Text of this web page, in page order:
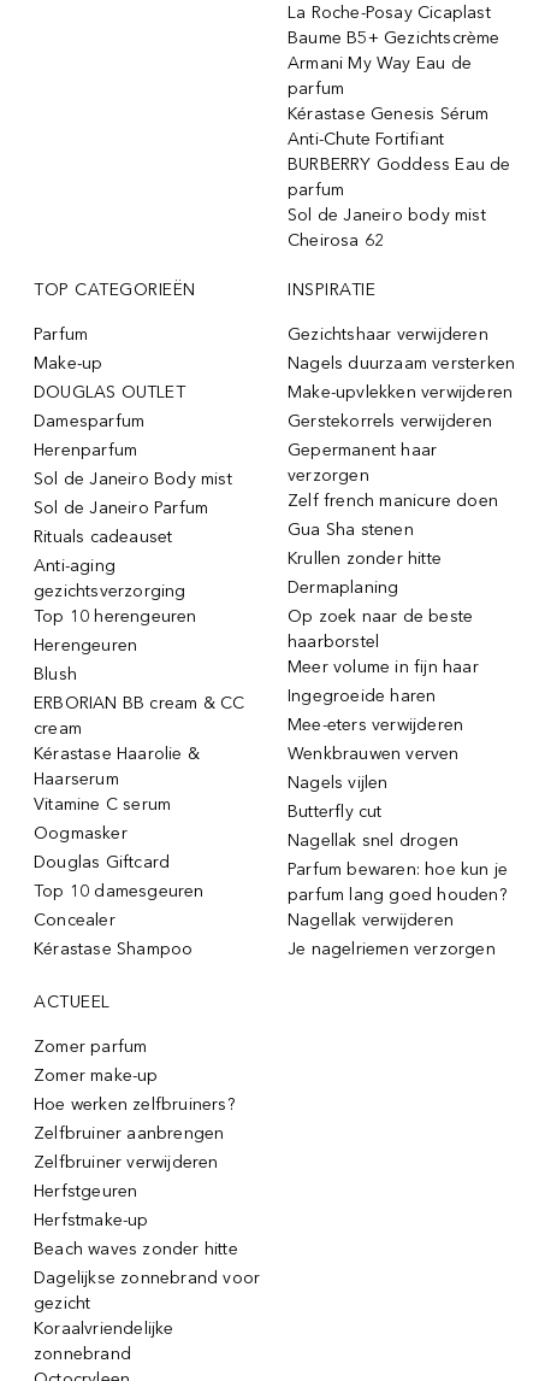
La Roche-Posay Cicaplast
Baume B5+ Gezichtscrème
Armani My Way Eau de
parfum
Kérastase Genesis Sérum
Anti-Chute Fortifiant
BURBERRY Goddess Eau de
parfum
Sol de Janeiro body mist
Cheirosa 62
TOP CATEGORIEËN
Parfum
Make-up
DOUGLAS OUTLET
Damesparfum
Herenparfum
Sol de Janeiro Body mist
Sol de Janeiro Parfum
Rituals cadeauset
Anti-aging
gezichtsverzorging
Top 10 herengeuren
Herengeuren
Blush
ERBORIAN BB cream & CC
cream
Kérastase Haarolie &
Haarserum
Vitamine C serum
Oogmasker
Douglas Giftcard
Top 10 damesgeuren
Concealer
Kérastase Shampoo
INSPIRATIE
Gezichtshaar verwijderen
Nagels duurzaam versterken
Make-upvlekken verwijderen
Gerstekorrels verwijderen
Gepermanent haar
verzorgen
Zelf french manicure doen
Gua Sha stenen
Krullen zonder hitte
Dermaplaning
Op zoek naar de beste
haarborstel
Meer volume in fijn haar
Ingegroeide haren
Mee-eters verwijderen
Wenkbrauwen verven
Nagels vijlen
Butterfly cut
Nagellak snel drogen
Parfum bewaren: hoe kun je
parfum lang goed houden?
Nagellak verwijderen
Je nagelriemen verzorgen
ACTUEEL
Zomer parfum
Zomer make-up
Hoe werken zelfbruiners?
Zelfbruiner aanbrengen
Zelfbruiner verwijderen
Herfstgeuren
Herfstmake-up
Beach waves zonder hitte
Dagelijkse zonnebrand voor
gezicht
Koraalvriendelijke
zonnebrand